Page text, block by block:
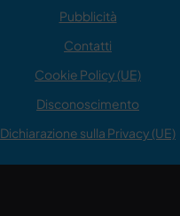
Pubblicità
Contatti
Cookie Policy (UE)
Disconoscimento
Dichiarazione sulla Privacy (UE)